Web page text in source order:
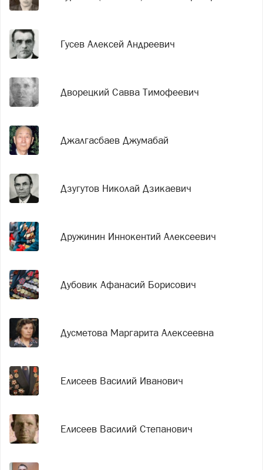
Гусев Алексей Андреевич
Дворецкий Савва Тимофеевич
Джалгасбаев Джумабай
Дзугутов Николай Дзикаевич
Дружинин Иннокентий Алексеевич
Дубовик Афанасий Борисович
Дусметова Маргарита Алексеевна
Елисеев Василий Иванович
Елисеев Василий Степанович